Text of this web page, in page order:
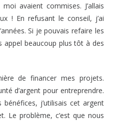
avaient commises. J’allais
! En refusant le conseil, j’ai
Si je pouvais refaire les
beaucoup plus tôt à des
de financer mes projets.
d’argent pour entreprendre.
j’utilisais cet argent
Le problème, c’est que nous